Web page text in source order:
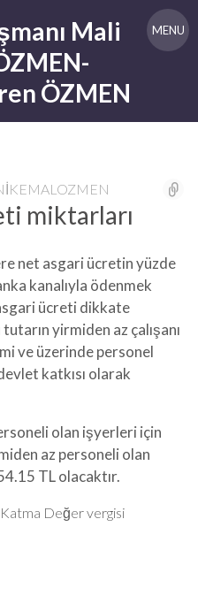
Mali
ÖZMEN
MENU
miktarları
net asgari ücretin yüzde
kanalıyla ödenmek
ücreti dikkate
tutarın yirmiden az çalışanı
ve üzerinde personel
katkısı olarak
olan işyerleri için
az personeli olan
TL olacaktır.
Değer vergisi